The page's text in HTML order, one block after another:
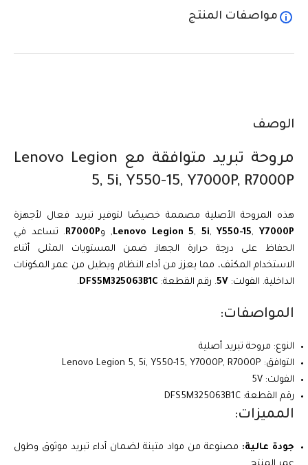
الوصف
مروحة تبريد متوافقة مع Lenovo Legion
5, 5i, Y550-15, Y7000P, R7000P
هذه المروحة الأصلية مصممة خصيصًا لتوفير تبريد فعال لأجهزة
Lenovo Legion 5, 5i, Y550-15, Y7000P , وR7000P. تساعد في
الحفاظ على درجة حرارة الجهاز ضمن المستويات المثلى أثناء
الاستخدام المكثف، مما يعزز من أداء النظام ويطيل من عمر المكونات
الداخلية. الفولت: 5V. رقم القطعة: DFS5M325063B1C
.
المواصفات:
النوع: مروحة تبريد أصلية
التوافق: Lenovo Legion 5, 5i, Y550-15, Y7000P, R7000P
الفولت: 5V
رقم القطعة: DFS5M325063B1C
المميزات:
جودة عالية: مصنوعة من مواد متينة لضمان أداء تبريد موثوق وطول
مواصفات المنتج